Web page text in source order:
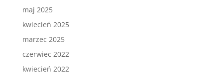
maj 2025
kwiecień 2025
marzec 2025
czerwiec 2022
kwiecień 2022